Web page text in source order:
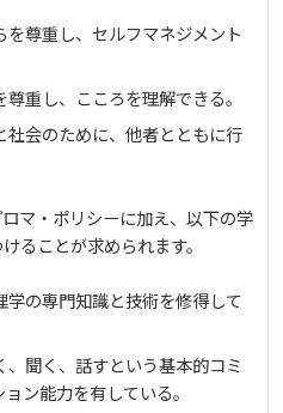
を尊重し、セルフマネジメント
重し、こころを理解できる。
社会のために、他者とともに行
マ・ポリシーに加え、以下の学
ることが求められます。
学の専門知識と技術を修得して
、聞く、話すという基本的コミ
ン能力を有している。